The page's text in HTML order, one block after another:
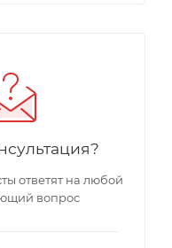
ответят на любой
вопрос